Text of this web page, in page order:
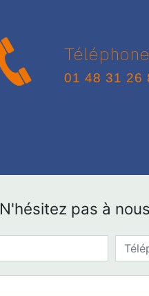
Téléphone
01 48 31 26
N'hésitez pas à